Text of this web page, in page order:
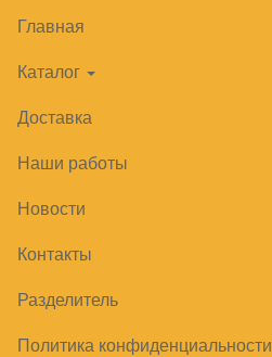
Главная
Каталог
Доставка
Наши работы
Новости
Контакты
Разделитель
Политика конфиденциальности
19830₽